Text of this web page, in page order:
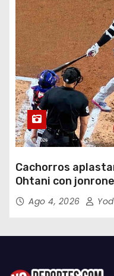
d
a
s
Cachorros
Ohtani con
FieldAgo 4, 2026